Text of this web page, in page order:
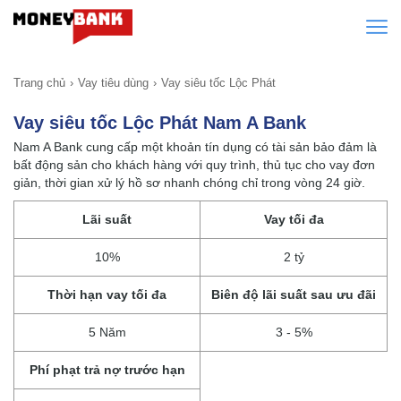
Trang chủ Vay tiêu dùng Vay siêu tốc Lộc Phát
Vay siêu tốc Lộc Phát Nam A Bank
Nam A Bank cung cấp một khoản tín dụng có tài sản bảo đảm là
bất động sản cho khách hàng với quy trình, thủ tục cho vay đơn
giản, thời gian xử lý hồ sơ nhanh chóng chỉ trong vòng 24 giờ.
Lãi suất
10%
Vay tối đa
2 tỷ
Thời hạn vay tối đa
5 Năm
Biên độ lãi suất sau ưu đãi
3 - 5%
Phí phạt trả nợ trước hạn